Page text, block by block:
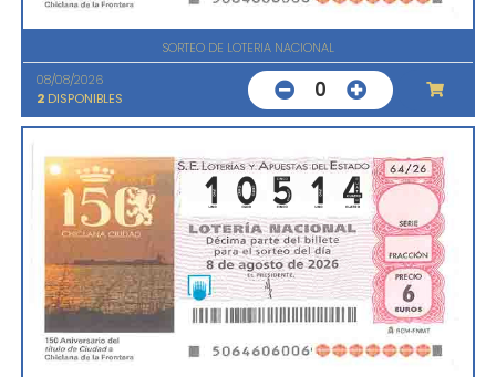
SORTEO DE LOTERIA NACIONAL
08/08/2026
2 DISPONIBLES 0